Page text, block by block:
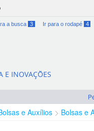
a busca 3 Ir para o rodapé 4
E INOVAÇÕES
e Auxílios Bolsas e